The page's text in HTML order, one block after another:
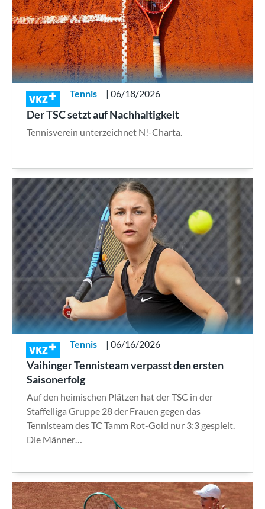
VKZ Tennis | 06/18/2026
Der TSC setzt auf Nachhaltigkeit
Tennisverein unterzeichnet N!-Charta.
VKZ Tennis | 06/16/2026
Vaihinger Tennisteam verpasst den ersten
Saisonerfolg
Auf den heimischen Plätzen hat der TSC in der
Staffelliga Gruppe 28 der Frauen gegen das
Tennisteam des TC Tamm Rot-Gold nur 3:3 gespielt.
Die Männer…